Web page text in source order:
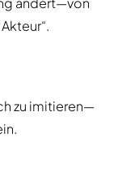
zu imitieren—